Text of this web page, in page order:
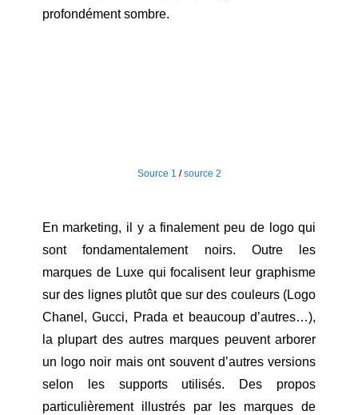
profondément sombre.
Source 1 /source 2
En marketing, il y a finalement peu de logo qui
sont fondamentalement noirs. Outre les
marques de Luxe qui focalisent leur graphisme
sur des lignes plutôt que sur des couleurs (Logo
Chanel, Gucci, Prada et beaucoup d’autres…),
la plupart des autres marques peuvent arborer
un logo noir mais ont souvent d’autres versions
selon les supports utilisés. Des propos
particulièrement illustrés par les marques de